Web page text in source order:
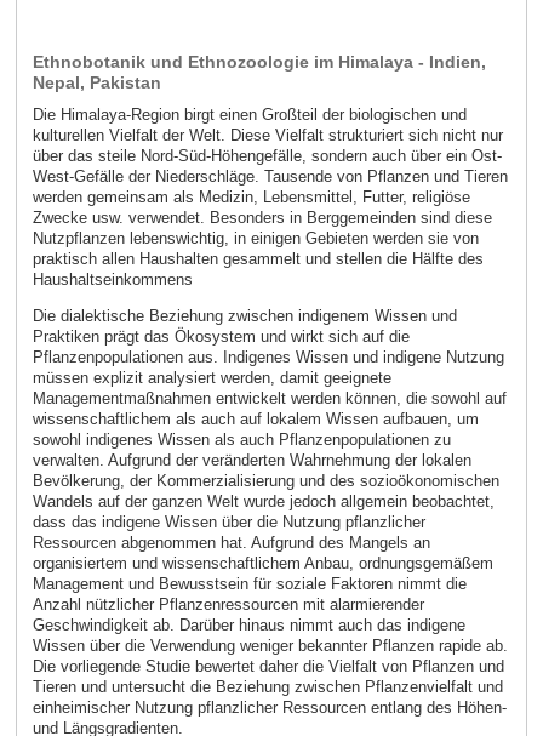
Ethnobotanik und Ethnozoologie im Himalaya - Indien,
Nepal, Pakistan
Die Himalaya-Region birgt einen Großteil der biologischen und
kulturellen Vielfalt der Welt. Diese Vielfalt strukturiert sich nicht nur
über das steile Nord-Süd-Höhengefälle, sondern auch über ein Ost-
West-Gefälle der Niederschläge. Tausende von Pflanzen und Tieren
werden gemeinsam als Medizin, Lebensmittel, Futter, religiöse
Zwecke usw. verwendet. Besonders in Berggemeinden sind diese
Nutzpflanzen lebenswichtig, in einigen Gebieten werden sie von
praktisch allen Haushalten gesammelt und stellen die Hälfte des
Haushaltseinkommens
Die dialektische Beziehung zwischen indigenem Wissen und
Praktiken prägt das Ökosystem und wirkt sich auf die
Pflanzenpopulationen aus. Indigenes Wissen und indigene Nutzung
müssen explizit analysiert werden, damit geeignete
Managementmaßnahmen entwickelt werden können, die sowohl auf
wissenschaftlichem als auch auf lokalem Wissen aufbauen, um
sowohl indigenes Wissen als auch Pflanzenpopulationen zu
verwalten. Aufgrund der veränderten Wahrnehmung der lokalen
Bevölkerung, der Kommerzialisierung und des sozioökonomischen
Wandels auf der ganzen Welt wurde jedoch allgemein beobachtet,
dass das indigene Wissen über die Nutzung pflanzlicher
Ressourcen abgenommen hat. Aufgrund des Mangels an
organisiertem und wissenschaftlichem Anbau, ordnungsgemäßem
Management und Bewusstsein für soziale Faktoren nimmt die
Anzahl nützlicher Pflanzenressourcen mit alarmierender
Geschwindigkeit ab. Darüber hinaus nimmt auch das indigene
Wissen über die Verwendung weniger bekannter Pflanzen rapide ab.
Die vorliegende Studie bewertet daher die Vielfalt von Pflanzen und
Tieren und untersucht die Beziehung zwischen Pflanzenvielfalt und
einheimischer Nutzung pflanzlicher Ressourcen entlang des Höhen-
und Längsgradienten.